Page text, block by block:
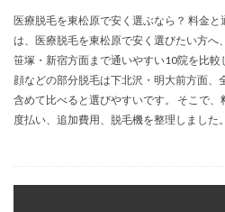
医療脱毛を東松原で安く選ぶなら？ 料金
は、医療脱毛を東松原で安く選びたい方へ
笹塚・新宿方面まで通いやすい10院を比
顔などの部分脱毛は下北沢・明大前方面、
含めて比べると選びやすいです。 そこで
度払い、追加費用、脱毛機を整理しました